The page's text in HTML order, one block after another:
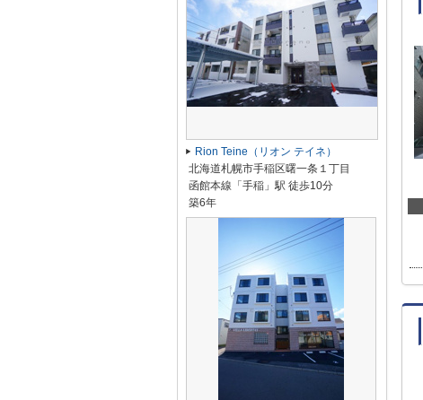
Rion Teine（リオン テイネ）
北海道札幌市手稲区曙一条１丁目
函館本線「手稲」駅 徒歩10分
築6年